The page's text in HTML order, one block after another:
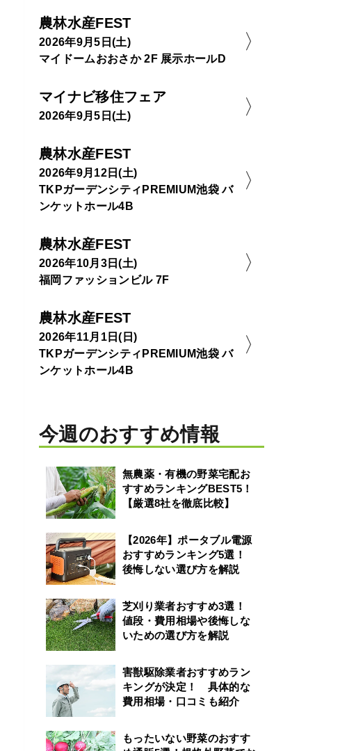
農林水産FEST
2026年9月5日(土)
マイドームおおさか 2F 展示ホールD
マイナビ移住フェア
2026年9月5日(土)
農林水産FEST
2026年9月12日(土)
TKPガーデンシティPREMIUM池袋 バ
ンケットホール4B
農林水産FEST
2026年10月3日(土)
福岡ファッションビル 7F
農林水産FEST
2026年11月1日(日)
TKPガーデンシティPREMIUM池袋 バ
ンケットホール4B
今週のおすすめ情報
無農薬・有機の野菜宅配お
すすめランキングBEST5！
【厳選8社を徹底比較】
【2026年】ポータブル電源
おすすめランキング5選！
後悔しない選び方を解説
芝刈り業者おすすめ3選！
値段・費用相場や後悔しな
いための選び方を解説
害獣駆除業者おすすめラン
キングが決定！ 具体的な
費用相場・口コミも紹介
もったいない野菜のおすす